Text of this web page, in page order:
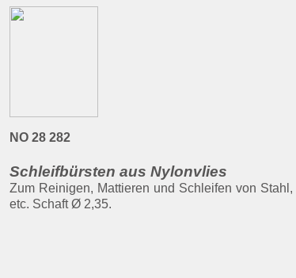
NO 28 282
Schleifbürsten aus Nylonvlies
Zum Reinigen, Mattieren und Schleifen von
etc. Schaft Ø 2,35.